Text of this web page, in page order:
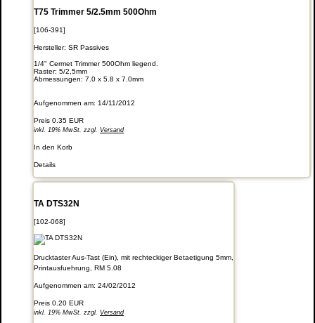
T75 Trimmer 5/2.5mm 500Ohm
[106-391]
Hersteller: SR Passives
1/4" Cermet Trimmer 500Ohm liegend.
Raster: 5/2,5mm
Abmessungen: 7.0 x 5.8 x 7.0mm
Aufgenommen am: 14/11/2012
Preis 0.35 EUR
inkl. 19% MwSt. zzgl. Versand
In den Korb
Details
TA DTS32N
[102-068]
Drucktaster Aus-Tast (Ein), mit rechteckiger Betaetigung 5mm,
Printausfuehrung, RM 5.08
Aufgenommen am: 24/02/2012
Preis 0.20 EUR
inkl. 19% MwSt. zzgl. Versand